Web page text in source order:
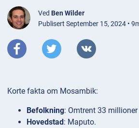
Ved Ben Wilder
Publisert September 15, 2024 •
Korte fakta om Mosambik:
Befolkning: Omtrent 33 millioner
Hovedstad: Maputo.